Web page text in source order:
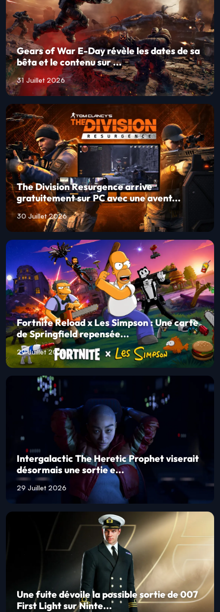
Gears of War E-Day révèle les dates de sa
bêta et le contenu sur ...
31 Juillet 2026
The Division Resurgence arrive
gratuitement sur PC avec une avent...
30 Juillet 2026
Fortnite Reload x Les Simpson : Une carte
de Springfield repensée...
29 Juillet 2026
Intergalactic The Heretic Prophet viserait
désormais une sortie e...
29 Juillet 2026
Une fuite dévoile la possible sortie de 007
First Light sur Ninte...